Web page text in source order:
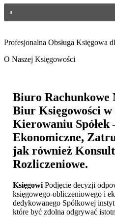
Profesjonalna Obsługa Księgowa
O Naszej Księgowości
Biuro Rachunkowe
Biur Księgowości
Kierowaniu Spółek
Ekonomiczne,
jak również
Rozliczeniowe.
Księgowi Podjęcie decyzji
księgowego-obliczeniowego i
dedykowanego Spółkowej
które być zdolna odgrywać